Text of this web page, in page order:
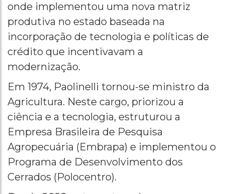
onde implementou uma nova matriz
produtiva no estado baseada na
incorporação de tecnologia e políticas de
crédito que incentivavam a
modernização.
Em 1974, Paolinelli tornou-se ministro da
Agricultura. Neste cargo, priorizou a
ciência e a tecnologia, estruturou a
Empresa Brasileira de Pesquisa
Agropecuária (Embrapa) e implementou o
Programa de Desenvolvimento dos
Cerrados (Polocentro).